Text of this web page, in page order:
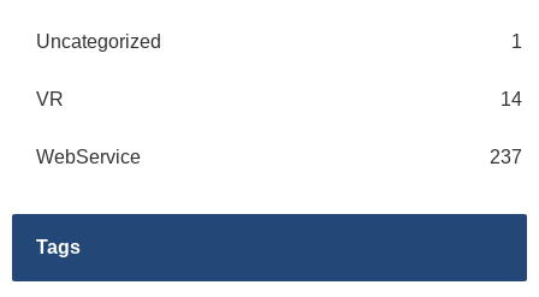
Uncategorized 1
VR 14
WebService 237
Tags